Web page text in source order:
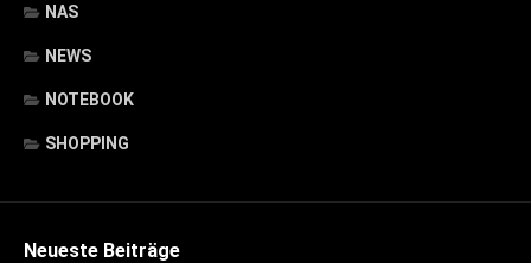
NAS
NEWS
NOTEBOOK
SHOPPING
Neueste Beiträge